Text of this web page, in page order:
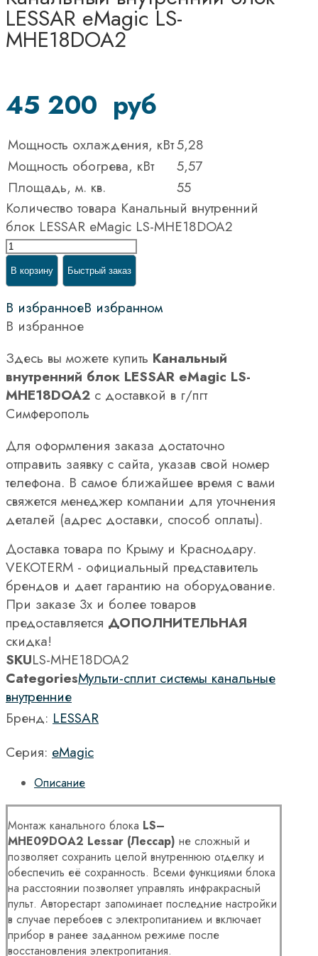
LESSAR eMagic LS-
MHE18DOA2
45 200 руб
Мощность охлаждения, кВт5,28
Мощность обогрева, кВт
5,57
Площадь, м. кв.
55
Количество товара Канальный внутренний
блок LESSAR eMagic LS-MHE18DOA2
В корзину Быстрый заказ
В избранноеВ избранном
В избранное
Здесь вы можете купить Канальный
внутренний блок LESSAR eMagic LS-
MHE18DOA2 с доставкой в г/пгт
Симферополь
Для оформления заказа достаточно
отправить заявку с сайта, указав свой номер
телефона. В самое ближайшее время с вами
свяжется менеджер компании для уточнения
деталей (адрес доставки, способ оплаты).
Доставка товара по Крыму и Краснодару.
VEKOTERM - официальный представитель
брендов и дает гарантию на оборудование.
При заказе 3х и более товаров
предоставляется ДОПОЛНИТЕЛЬНАЯ
скидка!
SKULS-MHE18DOA2
CategoriesМульти-сплит системы канальные
внутренние
Бренд: LESSAR
Серия: eMagic
Описание
Монтаж канального блока LS–
MHE09DOA2 Lessar (Лессар) не сложный и
позволяет сохранить целой внутреннюю отделку и
обеспечить её сохранность. Всеми функциями блока
на расстоянии позволяет управлять инфракрасный
пульт. Авторестарт запоминает последние настройки
в случае перебоев с электропитанием и включает
прибор в ранее заданном режиме после
восстановления электропитания.